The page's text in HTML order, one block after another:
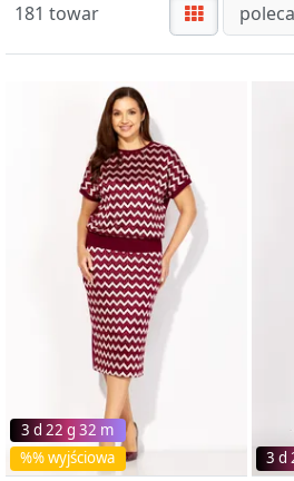
181 towar
%% wyjściowa
3 d 22 g 32 m
3 d